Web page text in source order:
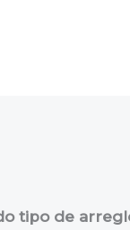
tipo de